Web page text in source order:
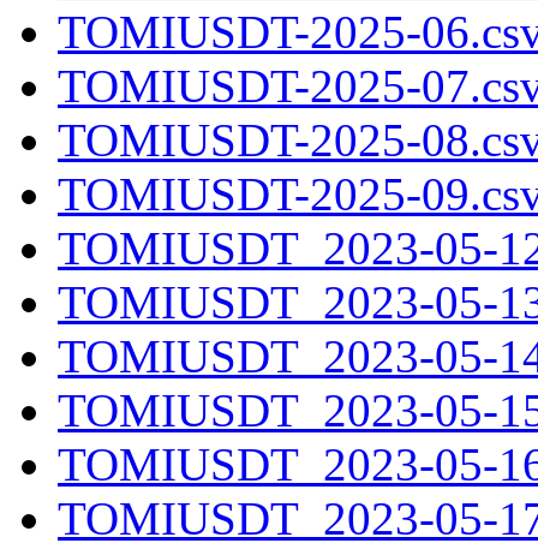
TOMIUSDT-2025-
TOMIUSDT-2025-
TOMIUSDT-2025-
TOMIUSDT-2025-
TOMIUSDT_2023-05-
TOMIUSDT_2023-05-
TOMIUSDT_2023-05-
TOMIUSDT_2023-05-
TOMIUSDT_2023-05-
TOMIUSDT_2023-05-